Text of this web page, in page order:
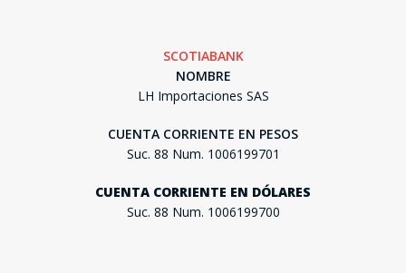
SCOTIABANK
NOMBRE
LH Importaciones SAS
CUENTA CORRIENTE EN PESOS
Suc. 88 Num. 1006199701
CUENTA CORRIENTE EN DÓLARES
Suc. 88 Num. 1006199700